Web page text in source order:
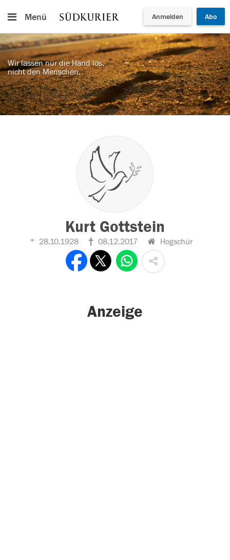
Menü Anmelden Abo
Wir lassen nur die Hand los,
nicht den Menschen.
Kurt Gottstein
28.10.1928 08.12.2017 Hogschür
Anzeige